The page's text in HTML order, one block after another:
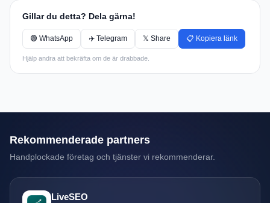
Gillar du detta? Dela gärna!
🟢 WhatsApp ✈️ Telegram 𝕏 Share 📋 Kopiera länk
Hjälp andra att bekräfta om de är drabbade.
Rekommenderade partners
Handplockade företag och tjänster vi rekommenderar.
LiveSEO